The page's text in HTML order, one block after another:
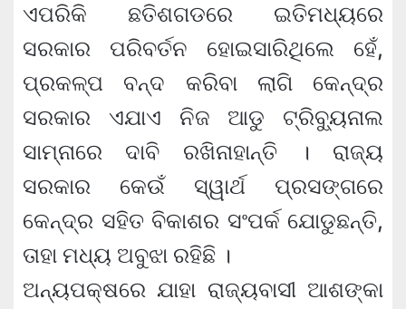
ଏପରିକି ଛତିଶଗଡରେ ଇତିମଧ୍ୟରେ
ସରକାର ପରିବର୍ତନ ହୋଇସାରିଥିଲେ ହେଁ,
ପ୍ରକଳ୍ପ ବନ୍ଦ କରିବା ଲାଗି କେନ୍ଦ୍ର
ସରକାର ଏଯାଏ ନିଜ ଆଡୁ ଟ୍ରିବ୍ୟୁନାଲ
ସାମ୍ନାରେ ଦାବି ରଖିନାହାନ୍ତି । ରାଜ୍ୟ
ସରକାର କେଉଁ ସ୍ୱାର୍ଥ ପ୍ରସଙ୍ଗରେ
କେନ୍ଦ୍ର ସହିତ ବିକାଶର ସଂପର୍କ ଯୋଡୁଛନ୍ତି,
ତାହା ମଧ୍ୟ ଅବୁଝା ରହିଛି ।
ଅନ୍ୟପକ୍ଷରେ ଯାହା ରାଜ୍ୟବାସୀ ଆଶଙ୍କା